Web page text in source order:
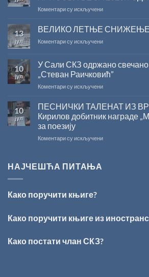
конкурса
Министарства
за
капиталних
на
српском
Коментари су искљученина
РАДОЈЧИЋ
ЖИЧКЕ
2026.
ГОДИНУ
13
јул
ВЕЛИКО ЛЕТЊЕ СНИЖЕЊЕ
Коментари су искљученина
СНИЖЕЊЕ
10
јул
У Сали СКЗ одржано
„Стеван Раичковић”
Коментари су искљученина
Сали
одржано
уручење
10
јул
ПЕСНИЧКИ ТАЛЕНАТ ИЗ
Кирилов добитник награде
за поезију
Коментари су искљученина
„Милован
поезију
НАЈЧЕШЋА ПИТАЊА
Како поручити књиге?
Како поручити књиге из
Како постати члан СКЗ?